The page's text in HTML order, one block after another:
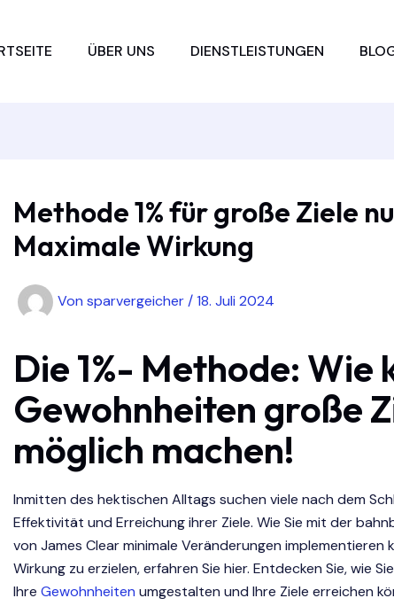
ÜBER UNS DIENSTLEISTUNGEN
Methode 1% für große Ziele
Maximale Wirkung
Von sparvergeicher /18. Juli 2024
Die 1%- Methode: Wie
Gewohnheiten große
möglich machen!
Inmitten des hektischen Alltags suchen viele nach dem
Effektivität und Erreichung ihrer Ziele. Wie Sie mit der
von James Clear minimale Veränderungen implementieren
Wirkung zu erzielen, erfahren Sie hier. Entdecken Sie, wie
Ihre Gewohnheiten umgestalten und Ihre Ziele erreichen